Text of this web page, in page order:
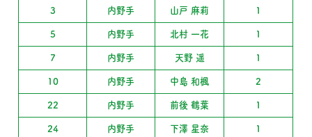
3 内野手 山戸 麻莉 1
5 内野手 北村 一花 1
7 内野手 天野 遥 1
10 内野手 中島 和楓 2
22 内野手 前後 鶴葉 1
24 内野手 下澤 星奈 1